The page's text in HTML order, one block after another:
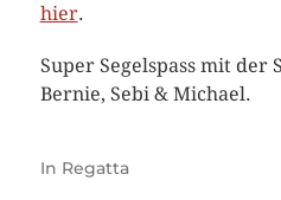
hier.
Super Segelspass mit
Bernie, Sebi & Michael.
In Regatta